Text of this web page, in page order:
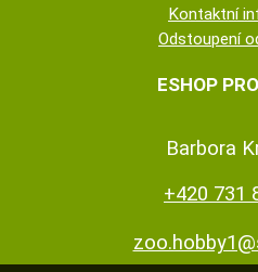
Kontaktní
Odstoupení
ESHOP
Barbora
+420 731